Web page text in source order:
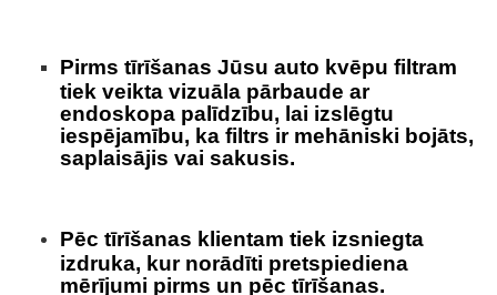
Pirms tīrīšanas Jūsu auto kvēpu filtram
tiek veikta vizuāla pārbaude ar
endoskopa palīdzību, lai izslēgtu
iespējamību, ka filtrs ir mehāniski bojāts,
saplaisājis vai sakusis.
Pēc tīrīšanas klientam tiek izsniegta
izdruka, kur norādīti pretspiediena
mērījumi pirms un pēc tīrīšanas.